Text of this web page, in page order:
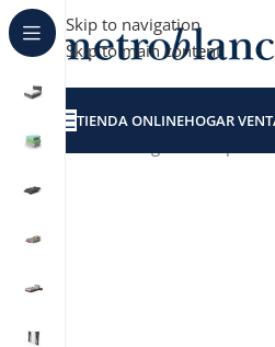
Skip to navigation
Skip to main content
TIENDA ONLINEHOGAR